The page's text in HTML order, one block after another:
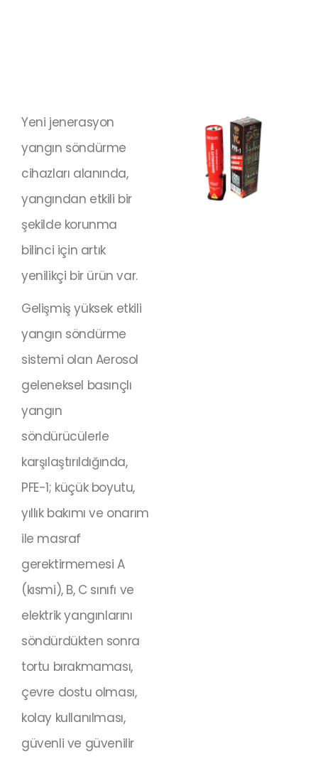
Yeni jenerasyon
yangın söndürme
cihazları alanında,
yangından etkili bir
şekilde korunma
bilinci için artık
yenilikçi bir ürün var.
Gelişmiş yüksek etkili
yangın söndürme
sistemi olan Aerosol
geleneksel basınçlı
yangın
söndürücülerle
karşılaştırıldığında,
PFE-1; küçük boyutu,
yıllık bakımı ve onarım
ile masraf
gerektirmemesi A
(kısmi), B, C sınıfı ve
elektrik yangınlarını
söndürdükten sonra
tortu bırakmaması,
çevre dostu olması,
kolay kullanılması,
güvenli ve güvenilir